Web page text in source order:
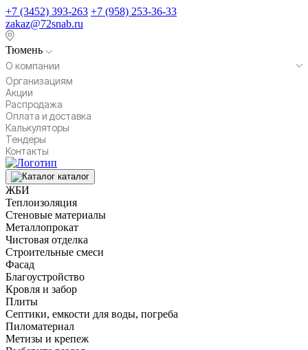
+7 (3452) 393-263 +7 (958) 253-36-33
zakaz@72snab.ru
Тюмень
О компании
Организациям
Акции
Распродажа
Оплата и доставка
Калькуляторы
Тендеры
Контакты
каталог
ЖБИ
Теплоизоляция
Стеновые материалы
Металлопрокат
Чистовая отделка
Строительные смеси
Фасад
Благоустройство
Кровля и забор
Плиты
Септики, емкости для воды, погреба
Пиломатериал
Метизы и крепеж